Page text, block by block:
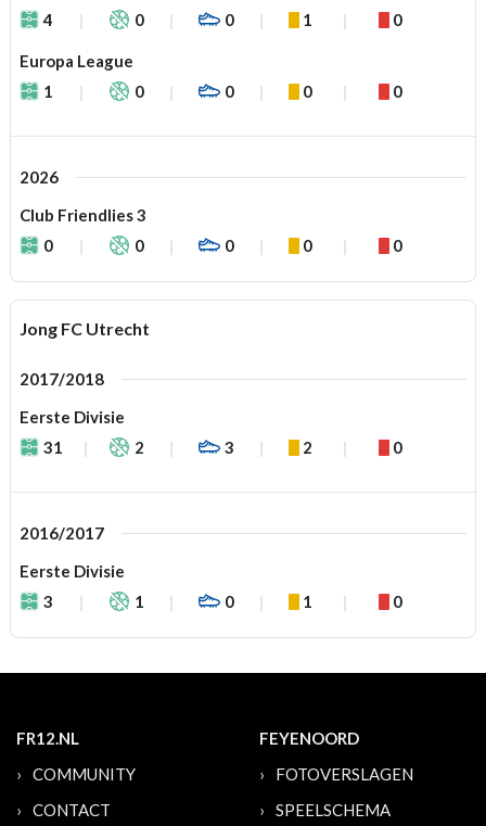
4
0 0 1 0
Europa League
1
0 0 0 0
2026
Club Friendlies 3
0
0 0 0 0
Jong FC Utrecht
2017/2018
Eerste Divisie
31
2 3 2 0
2016/2017
Eerste Divisie
3
1 0 1 0
FR12.NL
COMMUNITY
CONTACT
FEYENOORD
FOTOVERSLAGEN
SPEELSCHEMA